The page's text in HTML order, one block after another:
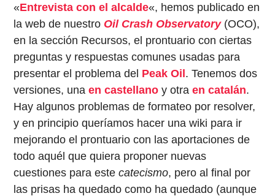
«Entrevista con el alcalde«, hemos publicado en
la web de nuestro Oil Crash Observatory(OCO),
en la sección Recursos, el prontuario con ciertas
preguntas y respuestas comunes usadas para
presentar el problema del Peak Oil. Tenemos dos
versiones, unaen castellano y otraen catalán.
Hay algunos problemas de formateo por resolver,
y en principio queríamos hacer una wiki para ir
mejorando el prontuario con las aportaciones de
todo aquél que quiera proponer nuevas
cuestiones para estecatecismo, pero al final por
las prisas ha quedado como ha quedado (aunque